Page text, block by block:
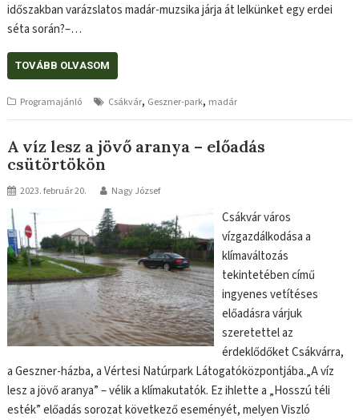
időszakban varázslatos madár-muzsika járja át lelkünket egy erdei
séta során?–…
TOVÁBB OLVASOM
Programajánló Csákvár, Geszner-park, madár
A víz lesz a jövő aranya – előadás
csütörtökön
2023. február 20. Nagy József
Csákvár város
vízgazdálkodása a
klímaváltozás
tekintetében című
ingyenes vetítéses
előadásra várjuk
szeretettel az
érdeklődőket Csákvárra,
a Geszner-házba, a Vértesi Natúrpark Látogatóközpontjába.„A víz
lesz a jövő aranya” – vélik a klímakutatók. Ez ihlette a „Hosszú téli
esték” előadás sorozat következő eseményét, melyen Viszló